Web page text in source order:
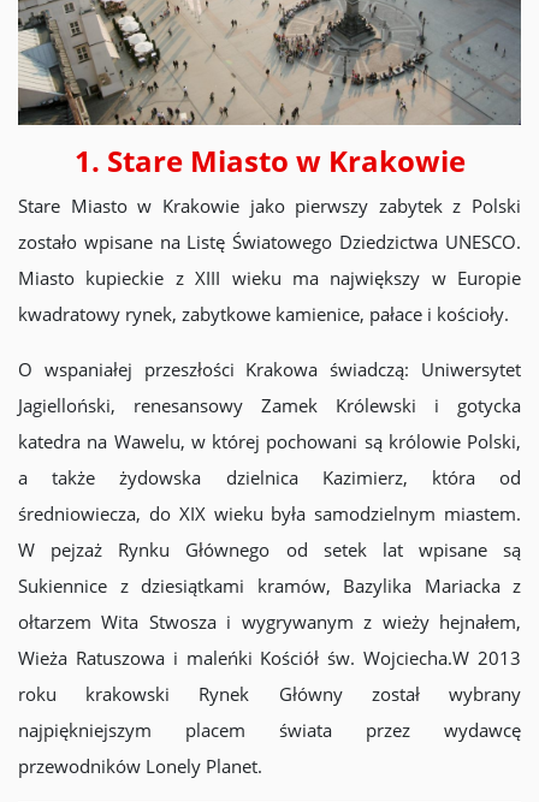
1. Stare Miasto w Krakowie
Stare Miasto w Krakowie jako pierwszy zabytek z Polski
zostało wpisane na Listę Światowego Dziedzictwa UNESCO.
Miasto kupieckie z XIII wieku ma największy w Europie
kwadratowy rynek, zabytkowe kamienice, pałace i kościoły.
O wspaniałej przeszłości Krakowa świadczą: Uniwersytet
Jagielloński, renesansowy Zamek Królewski i gotycka
katedra na Wawelu, w której pochowani są królowie Polski,
a także żydowska dzielnica Kazimierz, która od
średniowiecza, do XIX wieku była samodzielnym miastem.
W pejzaż Rynku Głównego od setek lat wpisane są
Sukiennice z dziesiątkami kramów, Bazylika Mariacka z
ołtarzem Wita Stwosza i wygrywanym z wieży hejnałem,
Wieża Ratuszowa i maleńki Kościół św. Wojciecha.W 2013
roku krakowski Rynek Główny został wybrany
najpiękniejszym placem świata przez wydawcę
przewodników Lonely Planet.